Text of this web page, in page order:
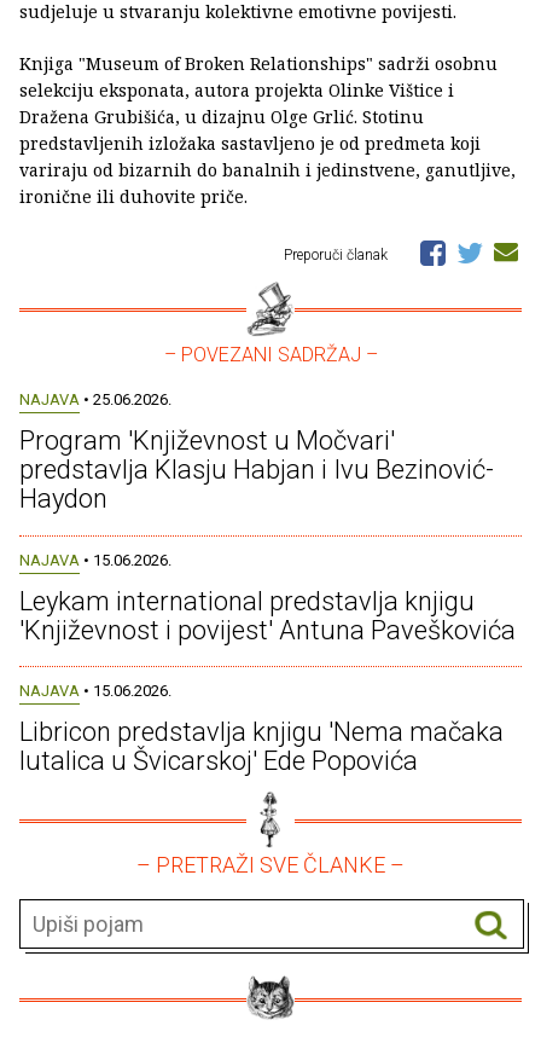
sudjeluje u stvaranju kolektivne emotivne povijesti.
Knjiga "Museum of Broken Relationships" sadrži osobnu
selekciju eksponata, autora projekta Olinke Vištice i
Dražena Grubišića, u dizajnu Olge Grlić. Stotinu
predstavljenih izložaka sastavljeno je od predmeta koji
variraju od bizarnih do banalnih i jedinstvene, ganutljive,
ironične ili duhovite priče.
Preporuči članak
– POVEZANI SADRŽAJ –
NAJAVA • 25.06.2026.
Program 'Književnost u Močvari'
predstavlja Klasju Habjan i Ivu Bezinović-
Haydon
NAJAVA • 15.06.2026.
Leykam international predstavlja knjigu
'Književnost i povijest' Antuna Paveškovića
NAJAVA • 15.06.2026.
Libricon predstavlja knjigu 'Nema mačaka
lutalica u Švicarskoj' Ede Popovića
– PRETRAŽI SVE ČLANKE –